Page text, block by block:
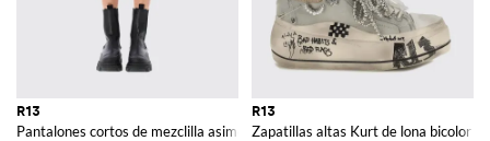
R13
Pantalones cortos de mezclilla asimétricos
R13
Zapatillas altas Kurt de lona bicolor